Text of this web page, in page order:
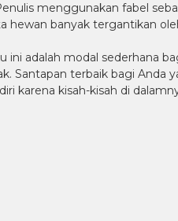
menggunakan fabel
banyak tergantikan
adalah modal sederhana
Santapan terbaik bagi
karena kisah-kisah di